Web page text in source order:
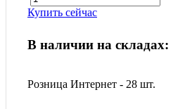
Купить сейчас
В наличии на складах:
Розница Интернет - 28 шт.